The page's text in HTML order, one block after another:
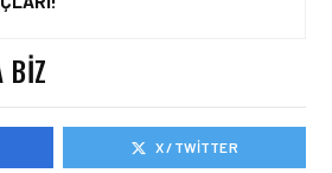
AIR ASTANA’DAN 2026
SONUÇLARI!
HAVAYOLU • 05 AĞU 2026
BIZ
X / TWITTER